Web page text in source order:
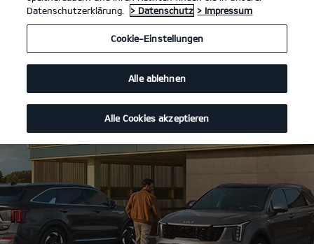
Datenschutzerklärung.
> Datenschutz > Impressum
Cookie-Einstellungen
Alle ablehnen
Alle Cookies akzeptieren